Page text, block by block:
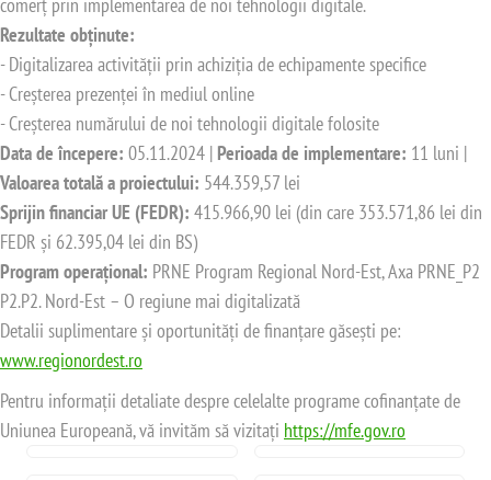
Rezultate obținute:
- Digitalizarea activității prin achiziția de echipamente specifice
- Creșterea prezenței în mediul online
- Creșterea numărului de noi tehnologii digitale folosite
Data de începere: 05.11.2024 | Perioada de implementare: 11 luni |
Valoarea totală a proiectului: 544.359,57 lei
Sprijin financiar UE (FEDR): 415.966,90 lei (din care 353.571,86 lei din
FEDR și 62.395,04 lei din BS)
Program operațional: PRNE Program Regional Nord-Est, Axa PRNE_P2
P2.P2. Nord-Est – O regiune mai digitalizată
Detalii suplimentare și oportunități de finanțare găsești pe:
www.regionordest.ro
Pentru informații detaliate despre celelalte programe cofinanțate de
Uniunea Europeană, vă invităm să vizitați https://mfe.gov.ro